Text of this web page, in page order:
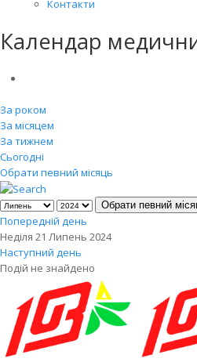
Контакти
Календар
За роком
За місяцем
За тижнем
Сьогодні
Обрати певний місяць
Обрати певний
Попередній день
Неділя 21 Липень 2024
Наступний день
Подій не знайдено